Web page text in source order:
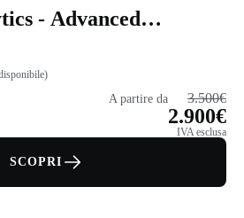
- Advanced
A partire da 3.500€
2.900€
IVA esclusa
SCOPRI